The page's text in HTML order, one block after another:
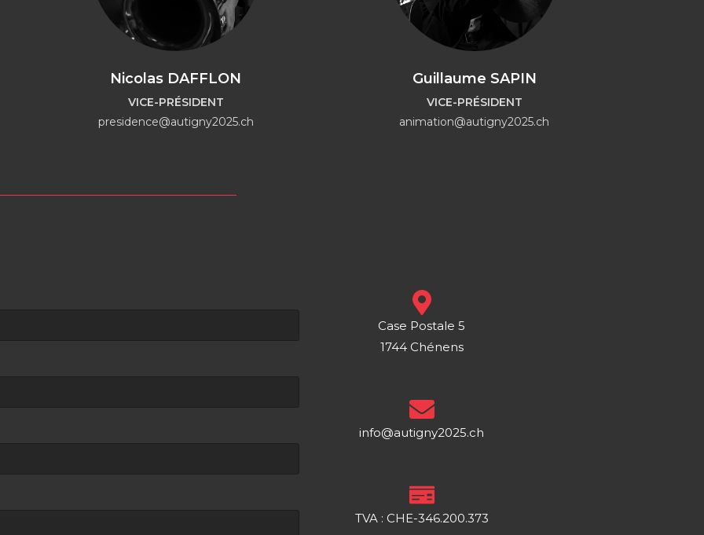
Nicolas DAFFLON
VICE-PRÉSIDENT
presidence@autigny2025.ch
Guillaume SAPIN
VICE-PRÉSIDENT
animation@autigny2025.ch
Case Postale 5
1744 Chénens
info@autigny2025.ch
TVA : CHE-346.200.373